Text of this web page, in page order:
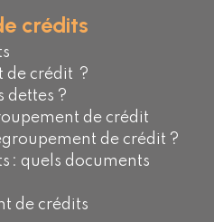
crédits
de crédit ?
dettes ?
de crédit
de crédit ?
: quels documents
de crédits